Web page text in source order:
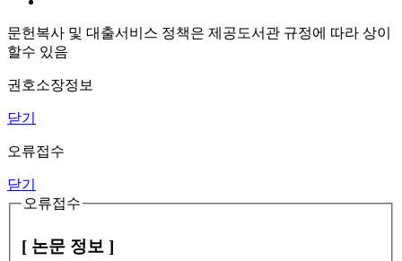
문헌복사 및 대출서비스 정책은 제공도서관 규정에 따라 상이
할수 있음
권호소장정보
닫기
오류접수
닫기
오류접수
[ 논문 정보 ]